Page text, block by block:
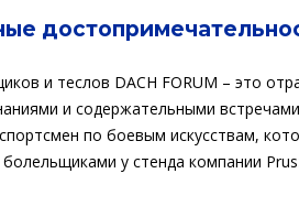
и теслов DACH FORUM – это
и содержательными
по боевым искусствам,
у стенда компании